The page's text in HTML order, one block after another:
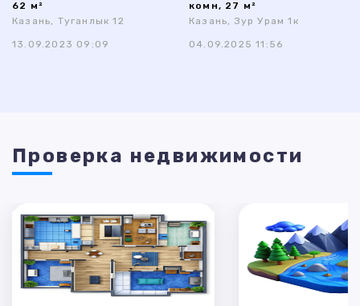
62 м²
Казань, Туганлык 12
13.09.2023 09:09
комн, 27 м²
Казань, Зур Урам 1к
04.09.2025 11:56
Проверка недвижимости